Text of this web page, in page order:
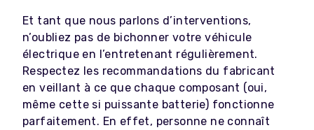
Et tant que nous parlons d’interventions,
n’oubliez pas de bichonner votre véhicule
électrique en l’entretenant régulièrement.
Respectez les recommandations du fabricant
en veillant à ce que chaque composant (oui,
même cette si puissante batterie) fonctionne
parfaitement. En effet, personne ne connaît